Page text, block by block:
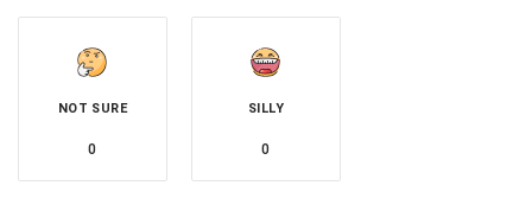
NOT SURE
0
SILLY
0